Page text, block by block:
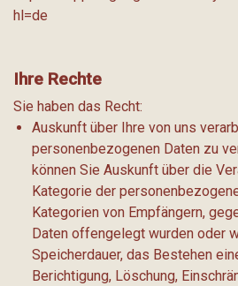
hl=de
Ihre Rechte
Sie haben das Recht:
Auskunft über Ihre von uns
personenbezogenen Daten zu
können Sie Auskunft über die
Kategorie der
Kategorien von Empfängern,
Daten offengelegt wurden oder
Speicherdauer, das Bestehen
Berichtigung, Löschung,